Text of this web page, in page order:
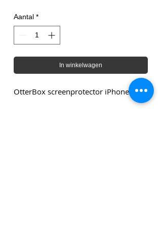
Aantal *
In winkelwagen
OtterBox screenprotector iPhone Air